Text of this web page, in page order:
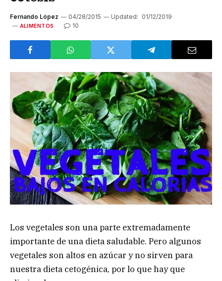
Fernando López 04/28/2015 Updated: 01/12/2019
ALIMENTOS 10
Los vegetales son una parte extremadamente
importante de una dieta saludable. Pero algunos
vegetales son altos en azúcar y no sirven para
nuestra dieta cetogénica, por lo que hay que